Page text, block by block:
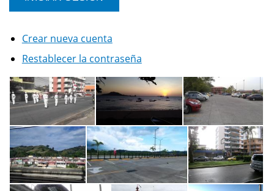
Crear nueva cuenta
Restablecer la contraseña